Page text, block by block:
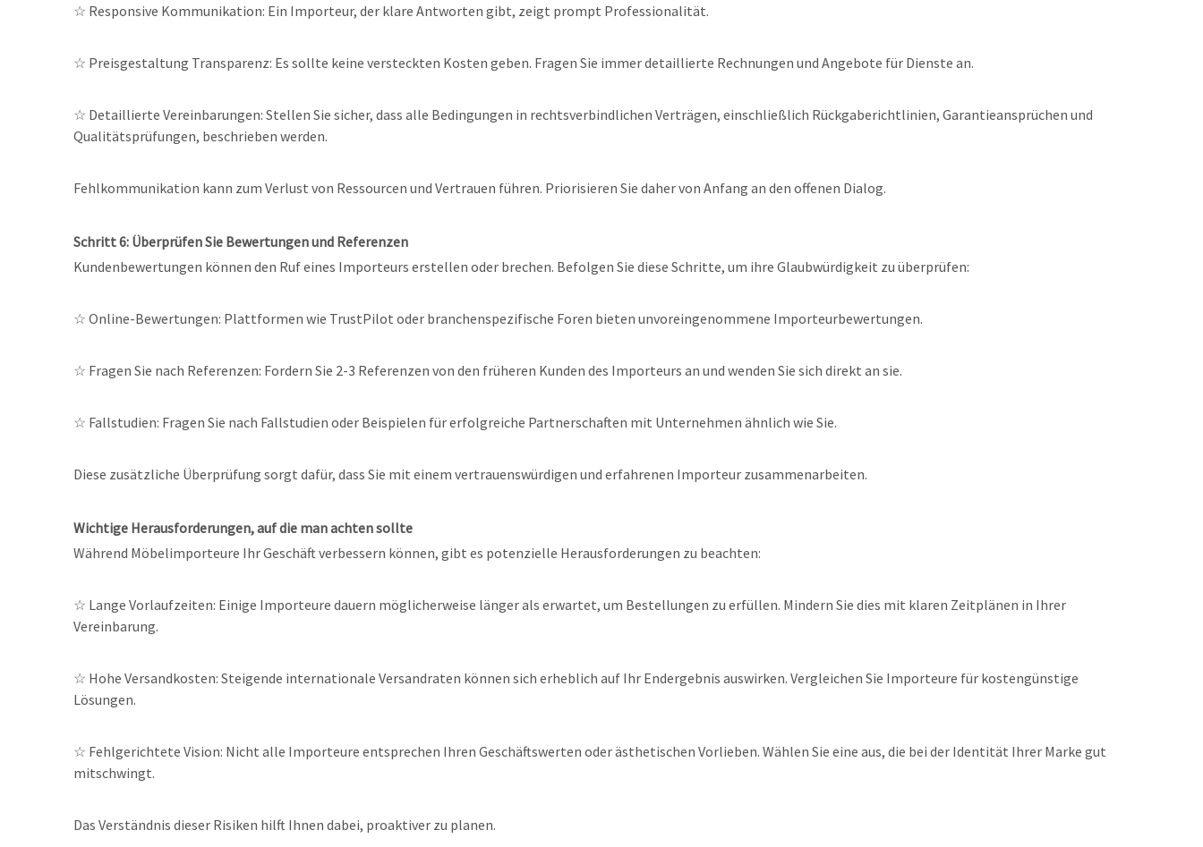
☆ Responsive Kommunikation: Ein Importeur, der klare Antworten gibt, zeigt prompt Professionalität.
☆ Preisgestaltung Transparenz: Es sollte keine versteckten Kosten geben. Fragen Sie immer detaillierte Rechnungen und Angebote für Dienste an.
☆ Detaillierte Vereinbarungen: Stellen Sie sicher, dass alle Bedingungen in rechtsverbindlichen Verträgen, einschließlich Rückgaberichtlinien, Garantieansprüchen und
Qualitätsprüfungen, beschrieben werden.
Fehlkommunikation kann zum Verlust von Ressourcen und Vertrauen führen. Priorisieren Sie daher von Anfang an den offenen Dialog.
Schritt 6: Überprüfen Sie Bewertungen und Referenzen
Kundenbewertungen können den Ruf eines Importeurs erstellen oder brechen. Befolgen Sie diese Schritte, um ihre Glaubwürdigkeit zu überprüfen:
☆ Online-Bewertungen: Plattformen wie TrustPilot oder branchenspezifische Foren bieten unvoreingenommene Importeurbewertungen.
☆ Fragen Sie nach Referenzen: Fordern Sie 2-3 Referenzen von den früheren Kunden des Importeurs an und wenden Sie sich direkt an sie.
☆ Fallstudien: Fragen Sie nach Fallstudien oder Beispielen für erfolgreiche Partnerschaften mit Unternehmen ähnlich wie Sie.
Diese zusätzliche Überprüfung sorgt dafür, dass Sie mit einem vertrauenswürdigen und erfahrenen Importeur zusammenarbeiten.
Wichtige Herausforderungen, auf die man achten sollte
Während Möbelimporteure Ihr Geschäft verbessern können, gibt es potenzielle Herausforderungen zu beachten:
☆ Lange Vorlaufzeiten: Einige Importeure dauern möglicherweise länger als erwartet, um Bestellungen zu erfüllen. Mindern Sie dies mit klaren Zeitplänen in Ihrer
Vereinbarung.
☆ Hohe Versandkosten: Steigende internationale Versandraten können sich erheblich auf Ihr Endergebnis auswirken. Vergleichen Sie Importeure für kostengünstige
Lösungen.
☆ Fehlgerichtete Vision: Nicht alle Importeure entsprechen Ihren Geschäftswerten oder ästhetischen Vorlieben. Wählen Sie eine aus, die bei der Identität Ihrer Marke gut
mitschwingt.
Das Verständnis dieser Risiken hilft Ihnen dabei, proaktiver zu planen.